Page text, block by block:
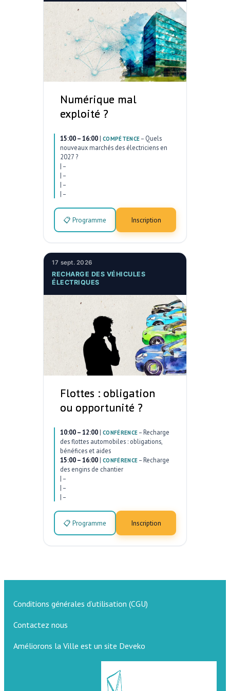
Numérique mal
exploité ?
15:00 – 16:00 | COMPÉTENCE – Quels
nouveaux marchés des électriciens en
2027 ?
| –
| –
| –
| –
📋 Programme Inscription
17 sept. 2026
RECHARGE DES VÉHICULES
ÉLECTRIQUES
Flottes : obligation
ou opportunité ?
10:00 – 12:00 | CONFÉRENCE – Recharge
des flottes automobiles : obligations,
bénéfices et aides
15:00 – 16:00 | CONFÉRENCE – Recharge
des engins de chantier
| –
| –
| –
📋 Programme Inscription
Conditions générales d’utilisation (CGU)
Contactez nous
Améliorons la Ville est un site Deveko